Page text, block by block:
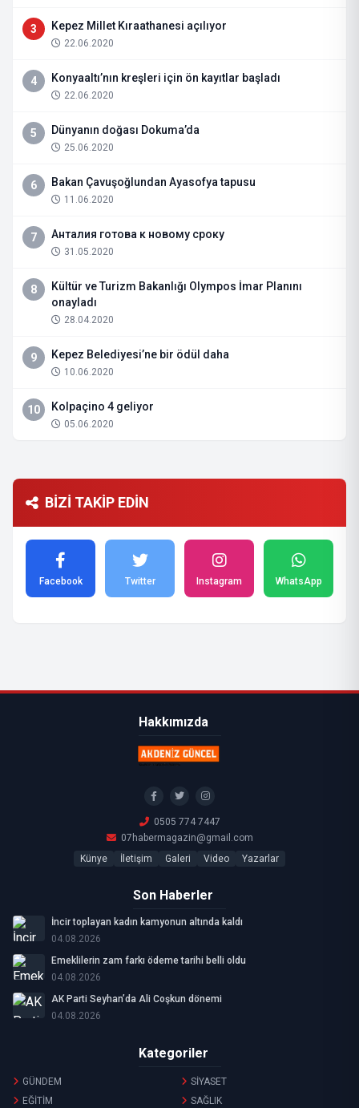
3 Kepez Millet Kıraathanesi açılıyor
22.06.2020
4 Konyaaltı’nın kreşleri için ön kayıtlar başladı
22.06.2020
5 Dünyanın doğası Dokuma’da
25.06.2020
6 Bakan Çavuşoğlundan Ayasofya tapusu
11.06.2020
7 Анталия готова к новому сроку
31.05.2020
8
Kültür ve Turizm Bakanlığı Olympos İmar Planını
onayladı
28.04.2020
9 Kepez Belediyesi’ne bir ödül daha
10.06.2020
10 Kolpaçino 4 geliyor
05.06.2020
BİZİ TAKİP EDİN
Facebook Twitter Instagram WhatsApp
Hakkımızda
0505 774 7447
07habermagazin@gmail.com
Künye
İletişim Galeri Video Yazarlar
Son Haberler
İncir toplayan kadın kamyonun altında kaldı
04.08.2026
Emeklilerin zam farkı ödeme tarihi belli oldu
04.08.2026
AK Parti Seyhan’da Ali Coşkun dönemi
04.08.2026
Kategoriler
GÜNDEM
SİYASET
EĞİTİM
SAĞLIK